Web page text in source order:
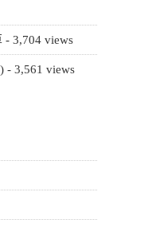
- 3,704 views
- 3,561 views